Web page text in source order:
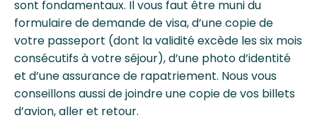
sont fondamentaux. Il vous faut être muni du
formulaire de demande de visa, d’une copie de
votre passeport (dont la validité excède les six mois
consécutifs à votre séjour), d’une photo d’identité
et d’une assurance de rapatriement. Nous vous
conseillons aussi de joindre une copie de vos billets
d’avion, aller et retour.